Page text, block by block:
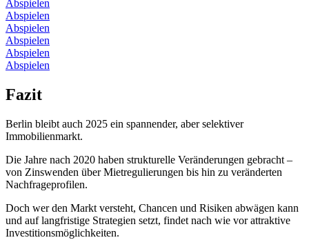
Abspielen
Abspielen
Abspielen
Abspielen
Abspielen
Abspielen
Fazit
Berlin bleibt auch 2025 ein spannender, aber selektiver
Immobilienmarkt.
Die Jahre nach 2020 haben strukturelle Veränderungen gebracht –
von Zinswenden über Mietregulierungen bis hin zu veränderten
Nachfrageprofilen.
Doch wer den Markt versteht, Chancen und Risiken abwägen kann
und auf langfristige Strategien setzt, findet nach wie vor attraktive
Investitionsmöglichkeiten.